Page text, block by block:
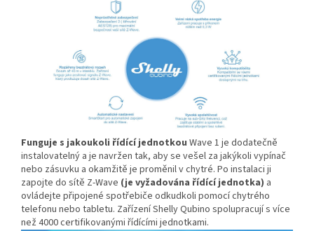
Funguje s jakoukoli řídící jednotkou Wave 1 je dodatečně
instalovatelný a je navržen tak, aby se vešel za jakýkoli vypínač
nebo zásuvku a okamžitě je proměnil v chytré. Po instalaci ji
zapojte do sítě Z-Wave (je vyžadována řídící jednotka) a
ovládejte připojené spotřebiče odkudkoli pomocí chytrého
telefonu nebo tabletu. Zařízení Shelly Qubino spolupracují s více
než 4000 certifikovanými řídícími jednotkami.